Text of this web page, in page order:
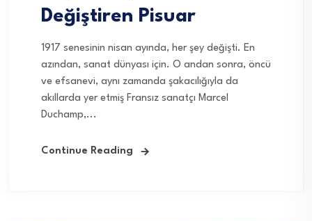
Değiştiren Pisuar
1917 senesinin nisan ayında, her şey değişti. En
azından, sanat dünyası için. O andan sonra, öncü
ve efsanevi, aynı zamanda şakacılığıyla da
akıllarda yer etmiş Fransız sanatçı Marcel
Duchamp,...
Continue Reading